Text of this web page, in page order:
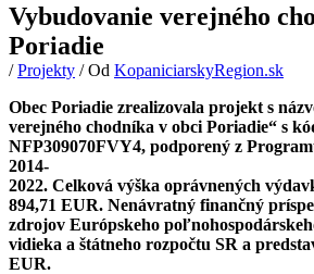
Vybudovanie verejného
Poriadie
/Projekty / Od KopaniciarskyRegion.sk
Obec Poriadie zrealizovala projekt s
verejného chodníka v obci Poriadie“ s
NFP309070FVY4, podporený z
2014-
2022. Celková výška oprávnených
894,71 EUR. Nenávratný finančný
zdrojov Európskeho
vidieka a štátneho rozpočtu SR a
EUR.